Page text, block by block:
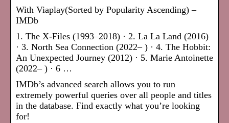
With Viaplay(Sorted by Popularity Ascending) –
IMDb
1. The X-Files (1993–2018) · 2. La La Land (2016)
· 3. North Sea Connection (2022– ) · 4. The Hobbit:
An Unexpected Journey (2012) · 5. Marie Antoinette
(2022– ) · 6 …
IMDb’s advanced search allows you to run
extremely powerful queries over all people and titles
in the database. Find exactly what you’re looking
for!